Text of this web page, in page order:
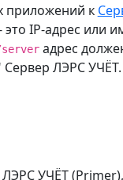
приложений к
это IP-адрес или
адрес
Сервер ЛЭРС
УЧЁТ